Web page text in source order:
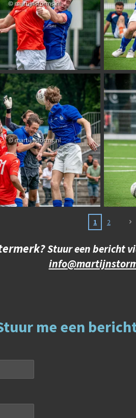
1 2
Stuur een bericht
me een